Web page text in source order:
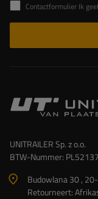
Contactformulier Ik geef toestemming voor de verwerking
UNITRAILER Sp. z o.o.
BTW-Nummer:
Budowlana 30 ,
Retourneert: